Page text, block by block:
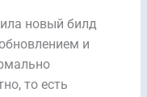
новый билд
и
то есть